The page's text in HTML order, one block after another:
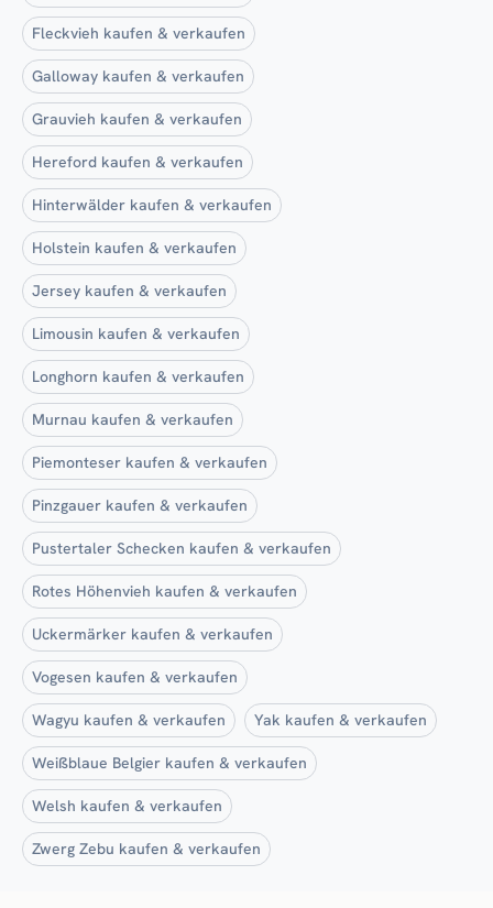
Fleckvieh kaufen & verkaufen
Galloway kaufen & verkaufen
Grauvieh kaufen & verkaufen
Hereford kaufen & verkaufen
Hinterwälder kaufen & verkaufen
Holstein kaufen & verkaufen
Jersey kaufen & verkaufen
Limousin kaufen & verkaufen
Longhorn kaufen & verkaufen
Murnau kaufen & verkaufen
Piemonteser kaufen & verkaufen
Pinzgauer kaufen & verkaufen
Pustertaler Schecken kaufen & verkaufen
Rotes Höhenvieh kaufen & verkaufen
Uckermärker kaufen & verkaufen
Vogesen kaufen & verkaufen
Wagyu kaufen & verkaufen Yak kaufen & verkaufen
Weißblaue Belgier kaufen & verkaufen
Welsh kaufen & verkaufen
Zwerg Zebu kaufen & verkaufen